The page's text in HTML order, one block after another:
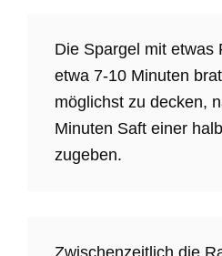
Die Spargel mit etwas
etwa 7-10 Minuten
möglichst zu decken,
Minuten Saft einer
zugeben.
Zwischenzeitlich die